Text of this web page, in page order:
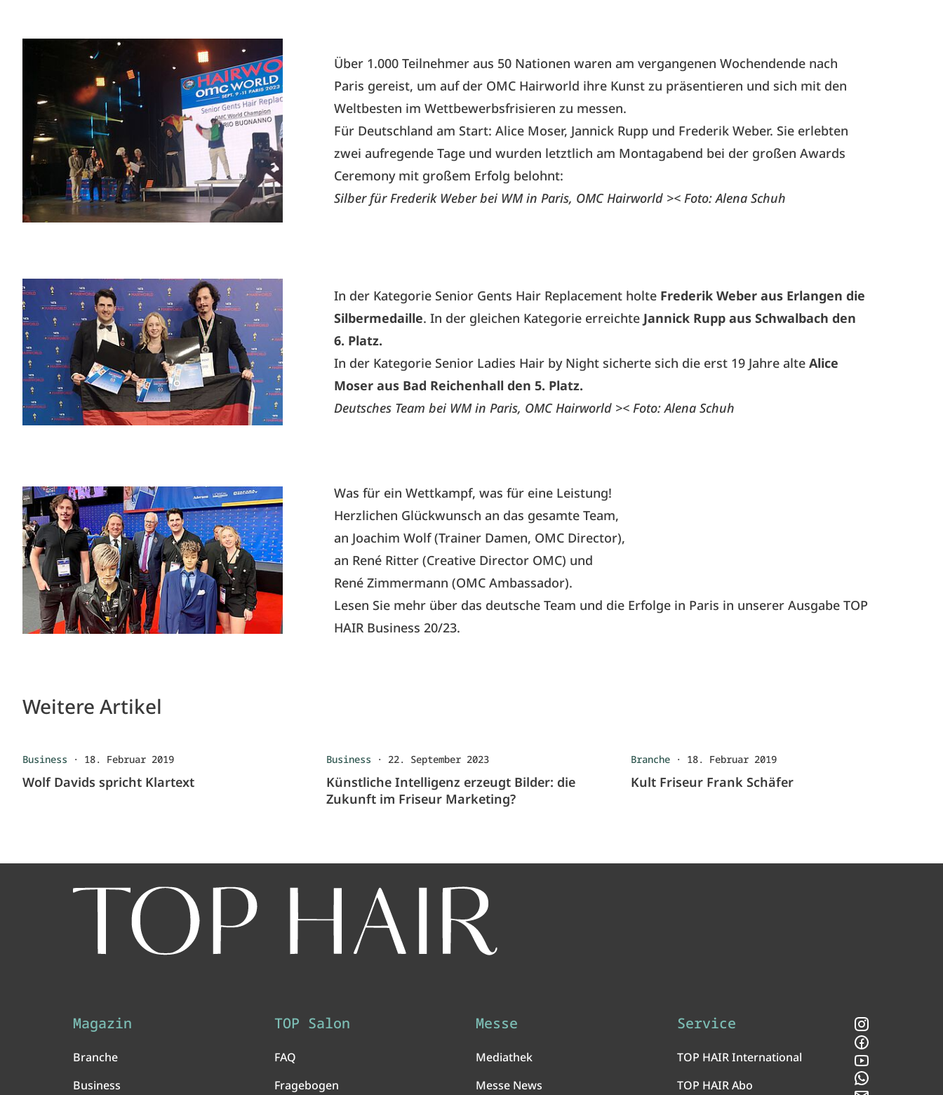
Über 1.000 Teilnehmer aus 50 Nationen waren am vergangenen Wochendende nach
Paris gereist, um auf der OMC Hairworld ihre Kunst zu präsentieren und sich mit den
Weltbesten im Wettbewerbsfrisieren zu messen.
Für Deutschland am Start: Alice Moser, Jannick Rupp und Frederik Weber. Sie erlebten
zwei aufregende Tage und wurden letztlich am Montagabend bei der großen Awards
Ceremony mit großem Erfolg belohnt:
Silber für Frederik Weber bei WM in Paris, OMC Hairworld >< Foto: Alena Schuh
In der Kategorie Senior Gents Hair Replacement holteFrederik Weber aus Erlangen die
Silbermedaille. In der gleichen Kategorie erreichte Jannick Rupp aus Schwalbach den
6. Platz.
In der Kategorie Senior Ladies Hair by Night sicherte sich die erst 19 Jahre alte Alice
Moser aus Bad Reichenhall den 5. Platz.
Deutsches Team bei WM in Paris, OMC Hairworld >< Foto: Alena Schuh
Was für ein Wettkampf, was für eine Leistung!
Herzlichen Glückwunsch an das gesamte Team,
an Joachim Wolf (Trainer Damen, OMC Director),
an René Ritter (Creative Director OMC) und
René Zimmermann (OMC Ambassador).
Lesen Sie mehr über das deutsche Team und die Erfolge in Paris in unserer Ausgabe TOP
HAIR Business 20/23.
Weitere Artikel
Business · 18. Februar 2019
Wolf Davids spricht Klartext
Business · 22. September 2023
Künstliche Intelligenz erzeugt Bilder: die
Zukunft im Friseur Marketing?
Branche· 18. Februar 2019
Kult Friseur Frank Schäfer
Magazin
Branche
Business
TOP Salon
FAQ
Fragebogen
Messe
Mediathek
Messe News
Service
TOP HAIR International
TOP HAIR Abo